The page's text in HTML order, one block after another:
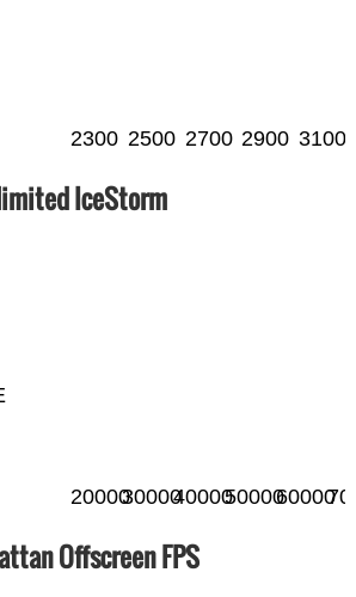
2300 2500 2700 2900 3100
IceStorm
2000030000400005000060000
Offscreen FPS